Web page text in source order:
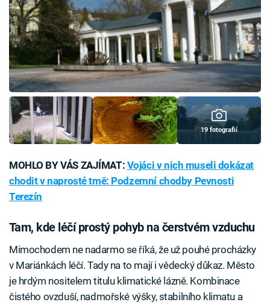
19 fotografií
MOHLO BY VÁS ZAJÍMAT: Vojáci v nich museli dokázat
chodit v naprosté tmě: Podzemní chodby Pevnosti
Terezín
Tam, kde léčí prostý pohyb na čerstvém vzduchu
Mimochodem ne nadarmo se říká, že už pouhé procházky
v Mariánkách léčí. Tady na to mají i vědecký důkaz. Město
je hrdým nositelem titulu klimatické lázně. Kombinace
čistého ovzduší, nadmořské výšky, stabilního klimatu a